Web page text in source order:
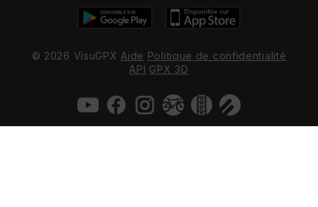
© 2026 VisuGPX Aide Politique de confidentialité
API GPX 3D